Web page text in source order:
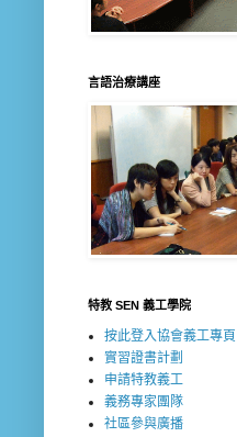
言語治療講座
特教 SEN 義工學院
按此登入協會義工專頁
實習證書計劃
申請特教義工
義務專家團隊
社區參與廣播